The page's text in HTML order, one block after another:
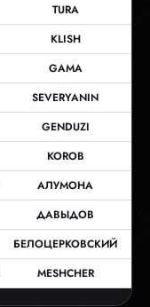
TURA
KLISH
GAMA
SEVERYANIN
GENDUZI
KOROB
АЛУМОНА
ДАВЫДОВ
БЕЛОЦЕРКОВСКИЙ
MESHCHER